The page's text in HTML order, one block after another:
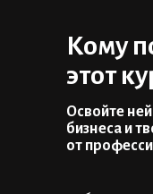
Освойте
бизнеса и
от
Кому
этот